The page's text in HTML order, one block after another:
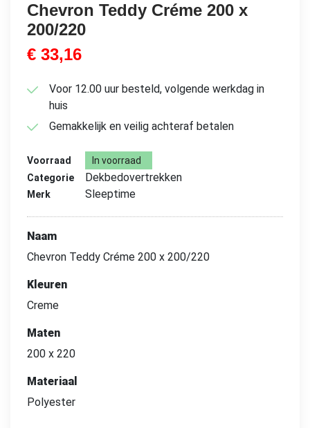
Chevron Teddy Créme 200 x
200/220
€ 33,16
Voor 12.00 uur besteld, volgende werkdag in
huis
Gemakkelijk en veilig achteraf betalen
Voorraad
In voorraad
Categorie
Dekbedovertrekken
Merk Sleeptime
Naam
Chevron Teddy Créme 200 x 200/220
Kleuren
Creme
Maten
200 x 220
Materiaal
Polyester